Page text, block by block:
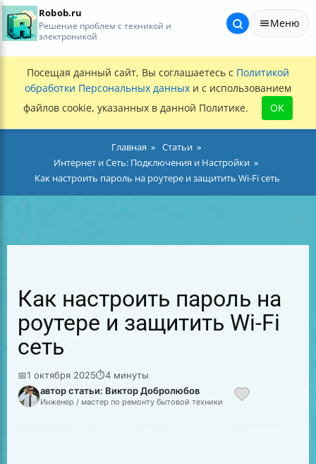
Robob.ru
Решение проблем с техникой и
электроникой
Меню
Посещая данный сайт, Вы соглашаетесь с Политикой
обработки Персональных данных и с использованием
файлов cookie, указанных в данной Политике.
OK
Главная
Статьи
Интернет и Сеть: Подключения и Настройки
Как настроить пароль на роутере и защитить Wi-Fi сеть
Как настроить пароль на
роутере и защитить Wi-Fi
сеть
📅1 октября 2025⏱4 минуты
автор статьи: Виктор Добролюбов
Инженер / мастер по ремонту бытовой техники